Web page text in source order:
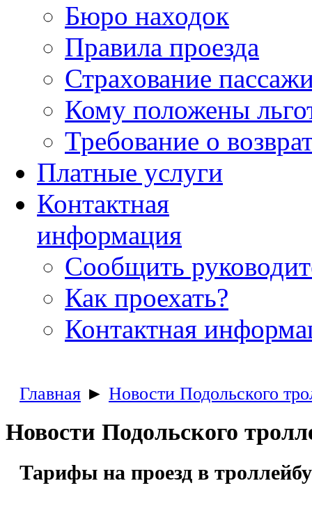
Бюро находок
Правила проезда
Страхование
Кому положены
Требование о
Платные услуги
Контактная
информация
Сообщить
Как проехать?
Контактная
Главная ► Новости Подольского
Новости Подольского
Тарифы на проезд в